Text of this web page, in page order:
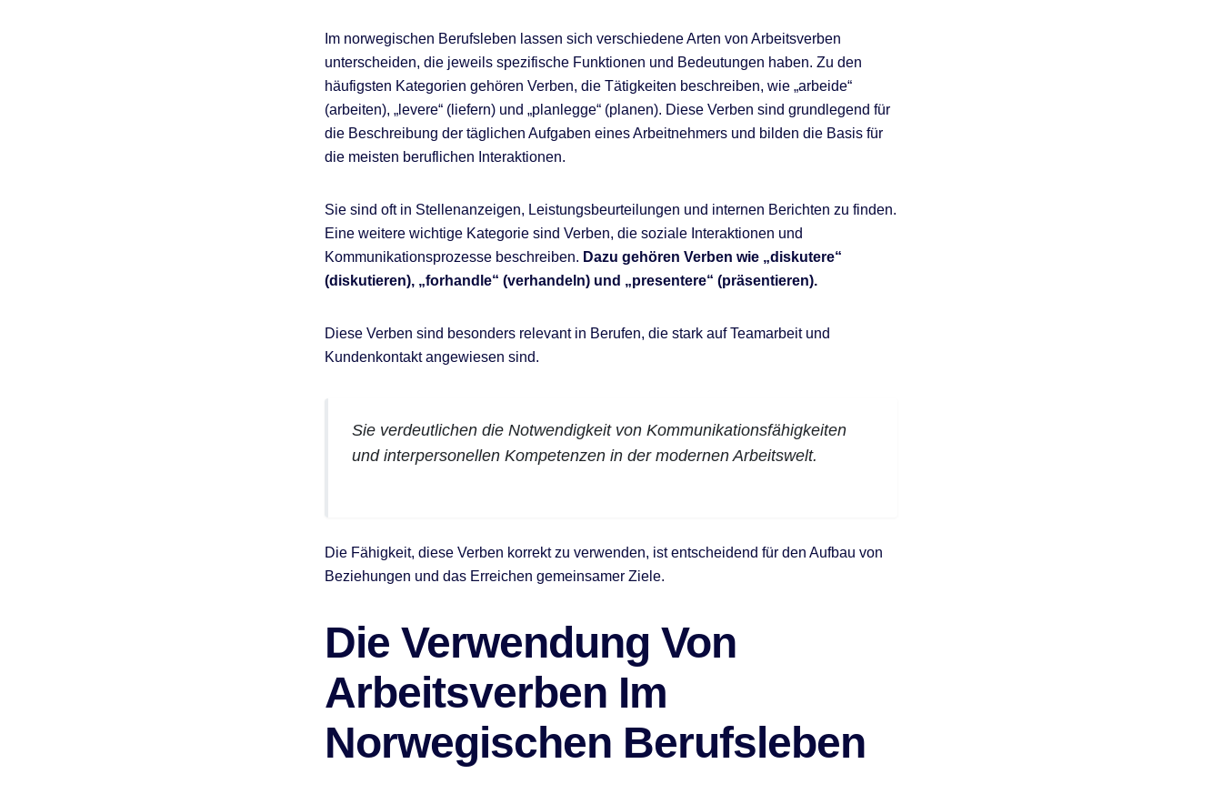
Im norwegischen Berufsleben lassen sich verschiedene Arten von Arbeitsverben
unterscheiden, die jeweils spezifische Funktionen und Bedeutungen haben. Zu den
häufigsten Kategorien gehören Verben, die Tätigkeiten beschreiben, wie „arbeide“
(arbeiten), „levere“ (liefern) und „planlegge“ (planen). Diese Verben sind grundlegend für
die Beschreibung der täglichen Aufgaben eines Arbeitnehmers und bilden die Basis für
die meisten beruflichen Interaktionen.
Sie sind oft in Stellenanzeigen, Leistungsbeurteilungen und internen Berichten zu finden.
Eine weitere wichtige Kategorie sind Verben, die soziale Interaktionen und
Kommunikationsprozesse beschreiben. Dazu gehören Verben wie „diskutere“
(diskutieren), „forhandle“ (verhandeln) und „presentere“ (präsentieren).
Diese Verben sind besonders relevant in Berufen, die stark auf Teamarbeit und
Kundenkontakt angewiesen sind.
Sie verdeutlichen die Notwendigkeit von Kommunikationsfähigkeiten
und interpersonellen Kompetenzen in der modernen Arbeitswelt.
Die Fähigkeit, diese Verben korrekt zu verwenden, ist entscheidend für den Aufbau von
Beziehungen und das Erreichen gemeinsamer Ziele.
Die Verwendung Von
Arbeitsverben Im
Norwegischen Berufsleben